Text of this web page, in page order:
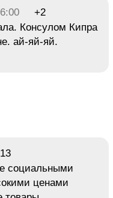
+2
Консулом Кипра
ай-яй-яй.
социальными
ценами